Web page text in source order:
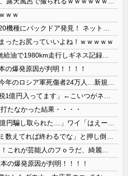
ｗｗ
ったお尻っていいよね！ｗｗｗｗｗ
の爆発原因が判明！！！！
たなかった結果・・・・
の爆発原因が判明！！！！